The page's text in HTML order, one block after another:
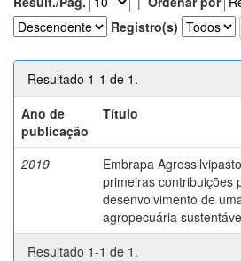
Registro(s)
Resultado 1-1 de 1.
Ano de
publicação
Título
2019
Embrapa
primeiras contribuições
desenvolvimento de
agropecuária
Resultado 1-1 de 1.